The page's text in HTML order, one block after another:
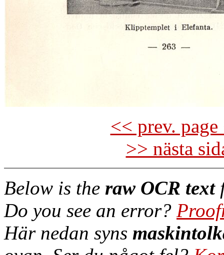
<< prev.
>> nästa
Below is the raw OCR text
Do you see an error?
Här nedan syns